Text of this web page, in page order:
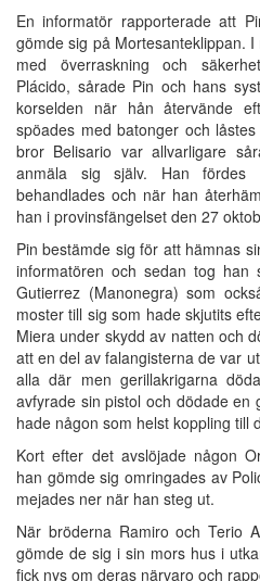
En informatör rapporterade att
gömde sig på Mortesanteklippan.
med överraskning och
Plácido, sårade Pin och hans
korselden när hån återvände
spöades med batonger och
bror Belisario var allvarligare
anmäla sig själv. Han fördes
behandlades och när han
han i provinsfängelset den 27
Pin bestämde sig för att hämnas
informatören och sedan tog han
Gutierrez (Manonegra) som
moster till sig som hade skjutits
Miera under skydd av natten och
att en del av falangisterna de var
alla där men gerillakrigarna
avfyrade sin pistol och dödade en
hade någon som helst koppling till
Kort efter det avslöjade någon
han gömde sig omringades av
mejades ner när han steg ut.
När bröderna Ramiro och Terio
gömde de sig i sin mors hus i
fick nys om deras närvaro och